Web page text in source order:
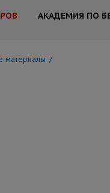
АКАДЕМИЯ ПО
материалы